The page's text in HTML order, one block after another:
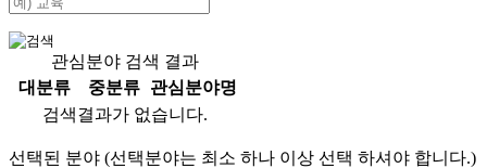
관심분야 검색 결과
대분류
중분류
관심분야명
검색결과가 없습니다.
선택된 분야 (선택분야는 최소 하나 이상 선택 하셔야 합니다.)